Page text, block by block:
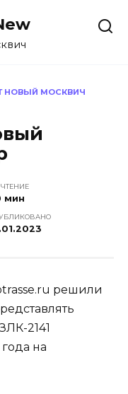
НОВЫЙ МОСКВИЧ
мин
решили
2141
на